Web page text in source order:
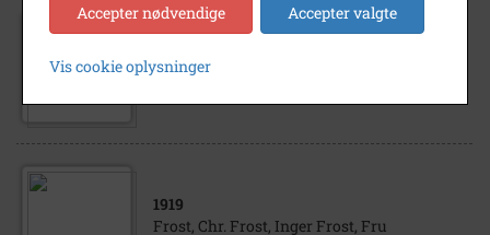
Christen Holm Jensens 10 børn
1919
Frost, Chr. Frost, Inger Frost, Fru
Accepter nødvendige Accepter valgte
Vis cookie oplysninger